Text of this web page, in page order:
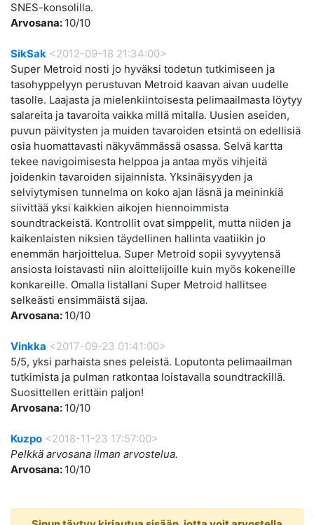
SNES-konsolilla.
Arvosana: 10/10
SikSak <2012-09-18 21:34:00>
Super Metroid nosti jo hyväksi todetun tutkimiseen ja
tasohyppelyyn perustuvan Metroid kaavan aivan uudelle
tasolle. Laajasta ja mielenkiintoisesta pelimaailmasta löytyy
salareita ja tavaroita vaikka millä mitalla. Uusien aseiden,
puvun päivitysten ja muiden tavaroiden etsintä on edellisiä
osia huomattavasti näkyvämmässä osassa. Selvä kartta
tekee navigoimisesta helppoa ja antaa myös vihjeitä
joidenkin tavaroiden sijainnista. Yksinäisyyden ja
selviytymisen tunnelma on koko ajan läsnä ja meininkiä
siivittää yksi kaikkien aikojen hiennoimmista
soundtrackeistä. Kontrollit ovat simppelit, mutta niiden ja
kaikenlaisten niksien täydellinen hallinta vaatiikin jo
enemmän harjoittelua. Super Metroid sopii syvyytensä
ansiosta loistavasti niin aloittelijoille kuin myös kokeneille
konkareille. Omalla listallani Super Metroid hallitsee
selkeästi ensimmäistä sijaa.
Arvosana: 10/10
Vinkka <2017-09-23 01:41:00>
5/5, yksi parhaista snes peleistä. Loputonta pelimaailman
tutkimista ja pulman ratkontaa loistavalla soundtrackillä.
Suosittellen erittäin paljon!
Arvosana: 10/10
Kuzpo <2018-11-23 17:57:00>
Pelkkä arvosana ilman arvostelua.
Arvosana: 10/10